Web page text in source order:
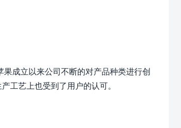
成立以来公司不断的对产品种类进行创
工艺上也受到了用户的认可。